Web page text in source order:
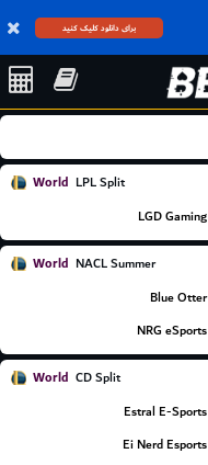
برای دانلود کلیک کنید
World LPL Split
LGD Gaming
World NACL Summer
Blue Otter
NRG eSports
World CD Split
Estral E-Sports
Ei Nerd Esports